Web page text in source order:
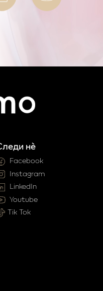
нè
Facebook
Instagram
LinkedIn
Youtube
Tik Tok